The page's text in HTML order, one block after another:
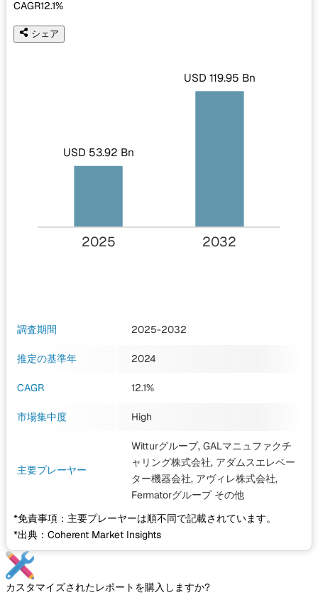
CAGR12.1%
シェア
USD 53.92 Bn
USD 119.95 Bn
2025 2032
調査期間 2025-2032
推定の基準年 2024
CAGR 12.1%
市場集中度 High
主要プレーヤー
Witturグループ, GALマニュファクチ
ャリング株式会社, アダムスエレベー
ター機器会社, アヴィレ株式会社,
Fermatorグループ その他
*免責事項：主要プレーヤーは順不同で記載されています。
*出典：Coherent Market Insights
カスタマイズされたレポートを購入しますか?